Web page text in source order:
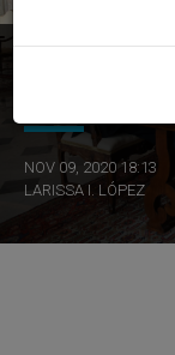
NOV 09, 2020 18:13
LARISSA I. LÓPEZ